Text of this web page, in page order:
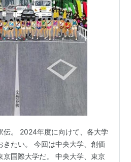
伝。 2024年度に向けて、各大学
きたい。 今回は中央大学、創価
京国際大学だ。 中央大学、東京